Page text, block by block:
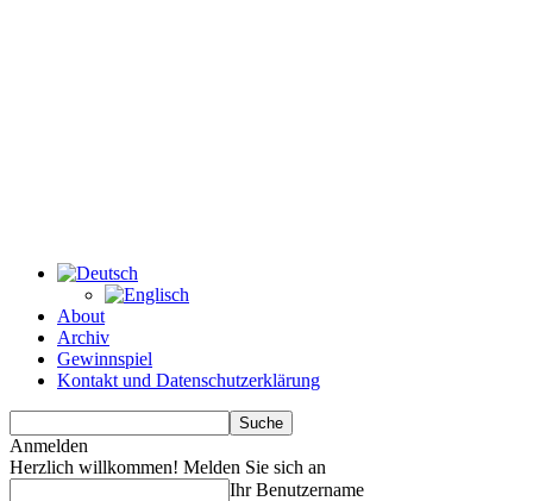
About
Archiv
Gewinnspiel
Kontakt und Datenschutzerklärung
Anmelden
Herzlich willkommen! Melden Sie sich an
Ihr Benutzername